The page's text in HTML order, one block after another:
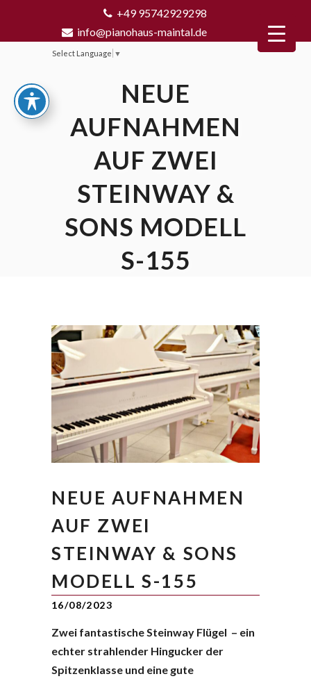
+49 95742929298
info@pianohaus-maintal.de
Select Language ▼
NEUE
AUFNAHMEN
AUF ZWEI
STEINWAY &
SONS MODELL
S-155
NEUE AUFNAHMEN
AUF ZWEI
STEINWAY & SONS
MODELL S-155
16/08/2023
Zwei fantastische Steinway Flügel – ein
echter strahlender Hingucker der
Spitzenklasse und eine gute